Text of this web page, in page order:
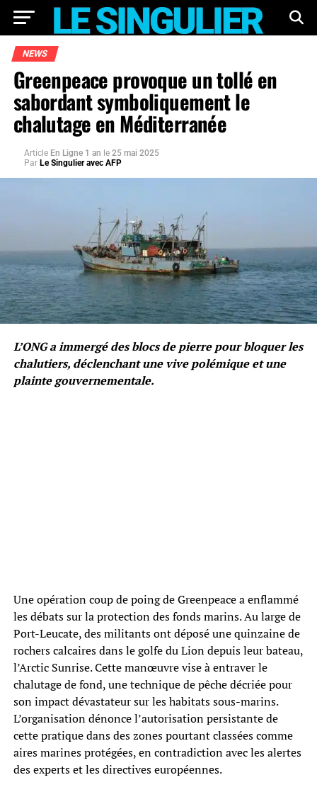
NEWS
Greenpeace provoque un tollé en
sabordant symboliquement le
chalutage en Méditerranée
Article En Ligne 1 an le 25 mai 2025
Par Le Singulier avec AFP
L’ONG a immergé des blocs de pierre pour bloquer les
chalutiers, déclenchant une vive polémique et une
plainte gouvernementale.
Une opération coup de poing de Greenpeace a enflammé
les débats sur la protection des fonds marins. Au large de
Port-Leucate, des militants ont déposé une quinzaine de
rochers calcaires dans le golfe du Lion depuis leur bateau,
l’Arctic Sunrise. Cette manœuvre vise à entraver le
chalutage de fond, une technique de pêche décriée pour
son impact dévastateur sur les habitats sous-marins.
L’organisation dénonce l’autorisation persistante de
cette pratique dans des zones pourtant classées comme
aires marines protégées, en contradiction avec les alertes
des experts et les directives européennes.